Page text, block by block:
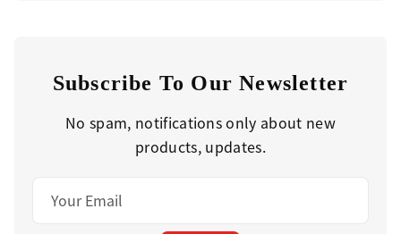
Subscribe To Our Newsletter
No spam, notifications only about new
products, updates.